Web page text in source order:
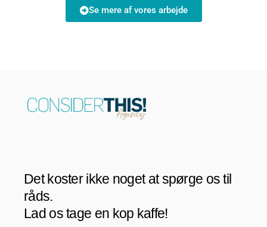
Se mere af vores arbejde
Det koster ikke noget at spørge os til
råds.
Lad os tage en kop kaffe!